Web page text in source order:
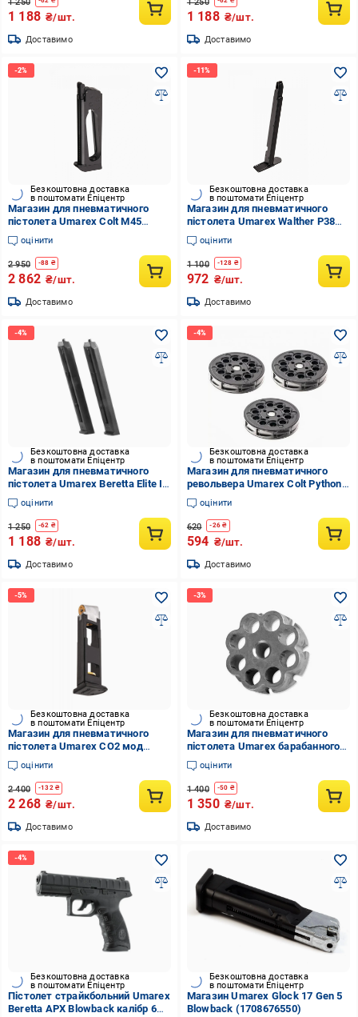
1 188 ₴/шт.
Доставимо
1 188 ₴/шт.
Доставимо
Безкоштовна доставка
в поштомати Епіцентр
Магазин для пневматичного
пістолета Umarex Colt M45
CQBP 4,5 мм (stvo1003511)
оцінити
2 950 -88 ₴
2 862 ₴/шт.
Доставимо
Безкоштовна доставка
в поштомати Епіцентр
Магазин для пневматичного
пістолета Umarex Walther P38
калібр 4,5 мм (stvo1003690)
оцінити
1 100 -128 ₴
972 ₴/шт.
Доставимо
Безкоштовна доставка
в поштомати Епіцентр
Магазин для пневматичного
пістолета Umarex Beretta Elite II
калібр 4,5 мм 2 од.
(stvo1003496)
оцінити
1 250 -62 ₴
1 188 ₴/шт.
Доставимо
Безкоштовна доставка
в поштомати Епіцентр
Магазин для пневматичного
револьвера Umarex Colt Python
калібр 4,5 мм 3 шт.
(stvo1003691)
оцінити
620 -26 ₴
594 ₴/шт.
Доставимо
Безкоштовна доставка
в поштомати Епіцентр
Магазин для пневматичного
пістолета Umarex CO2 мод
CPS/CP99/Nighthawk 4,5 мм
(stvo1003492)
оцінити
2 400 -132₴
2 268 ₴/шт.
Доставимо
Безкоштовна доставка
в поштомати Епіцентр
Магазин для пневматичного
пістолета Umarex барабанного
типа 177 3 шт. (stvo1003493)
оцінити
1 400 -50 ₴
1 350 ₴/шт.
Доставимо
Безкоштовна доставка
в поштомати Епіцентр
Пістолет страйкбольний Umarex
Beretta APX Blowback калібр 6
Безкоштовна доставка
в поштомати Епіцентр
Магазин Umarex Glock 17 Gen 5
Blowback (1708676550)